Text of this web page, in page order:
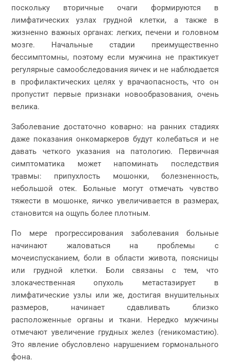
поскольку вторичные очаги формируются в
лимфатических узлах грудной клетки, а также в
жизненно важных органах: легких, печени и головном
мозге. Начальные стадии преимущественно
бессимптомны, поэтому если мужчина не практикует
регулярные самообследования яичек и не наблюдается
в профилактических целях у врачаопасность, что он
пропустит первые признаки новообразования, очень
велика.
Заболевание достаточно коварно: на ранних стадиях
даже показания онкомаркеров будут колебаться и не
давать четкого указания на патологию. Первичная
симптоматика может напоминать последствия
травмы: припухлость мошонки, болезненность,
небольшой отек. Больные могут отмечать чувство
тяжести в мошонке, яичко увеличивается в размерах,
становится на ощупь более плотным.
По мере прогрессирования заболевания больные
начинают жаловаться на проблемы с
мочеиспусканием, боли в области живота, поясницы
или грудной клетки. Боли связаны с тем, что
злокачественная опухоль метастазирует в
лимфатические узлы или же, достигая внушительных
размеров, начинает сдавливать близко
расположенные органы и ткани. Нередко мужчины
отмечают увеличение грудных желез (геникомастию).
Это явление обусловлено нарушением гормонального
фона.